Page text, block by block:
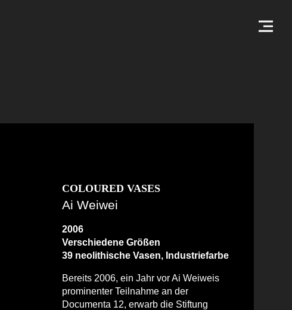
COLOURED VASES
Ai Weiwei
2006
Verschiedene Größen
39 neolithische Vasen, Industriefarbe
Bereits 2006, ein Jahr vor Ai Weiweis
prominenter Teilnahme an der
Documenta 12, erwarb die Stiftung